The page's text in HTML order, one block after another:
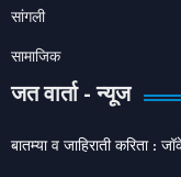
सांगली
सामाजिक
जत वार्ता - न्यूज
बातम्या व जाहिराती करिता